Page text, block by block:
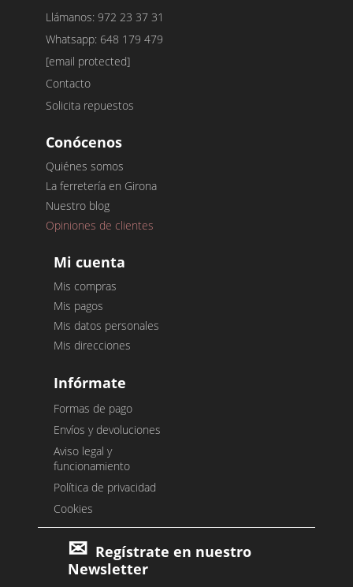
Llámanos: 972 23 37 31
Whatsapp: 648 179 479
[email protected]
Contacto
Solicita repuestos
Conócenos
Quiénes somos
La ferretería en Girona
Nuestro blog
Opiniones de clientes
Mi cuenta
Mis compras
Mis pagos
Mis datos personales
Mis direcciones
Infórmate
Formas de pago
Envíos y devoluciones
Aviso legal y
funcionamiento
Política de privacidad
Cookies
Regístrate en nuestro
Newsletter